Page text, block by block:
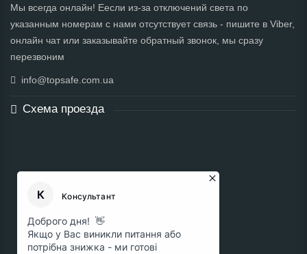
Мы всегда онлайн! Еесли из-за отключений света по
указанным номерам с нами отсутствует связь - пишите в Viber,
онлайн чат или заказывайте обратный звонок, мы сразу
перезвоним
info@topsafe.com.ua
Схема проезда